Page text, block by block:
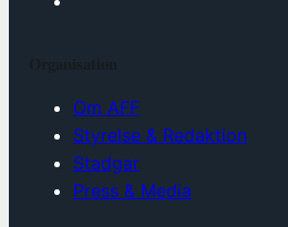
Om AFF
Styrelse & Redaktion
Stadgar
Press & Media